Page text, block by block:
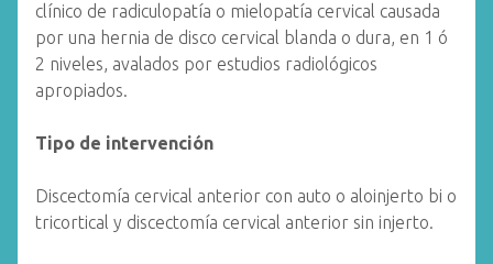
clínico de radiculopatía o mielopatía cervical causada
por una hernia de disco cervical blanda o dura, en 1 ó
2 niveles, avalados por estudios radiológicos
apropiados.
Tipo de intervención
Discectomía cervical anterior con auto o aloinjerto bi o
tricortical y discectomía cervical anterior sin injerto.